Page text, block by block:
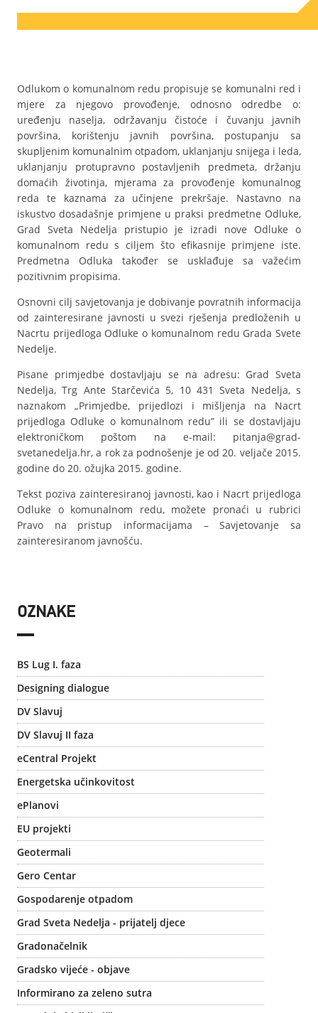
Odlukom o komunalnom redu propisuje se komunalni red i
mjere za njegovo provođenje, odnosno odredbe o:
uređenju naselja, održavanju čistoće i čuvanju javnih
površina, korištenju javnih površina, postupanju sa
skupljenim komunalnim otpadom, uklanjanju snijega i leda,
uklanjanju protupravno postavljenih predmeta, držanju
domaćih životinja, mjerama za provođenje komunalnog
reda te kaznama za učinjene prekršaje. Nastavno na
iskustvo dosadašnje primjene u praksi predmetne Odluke,
Grad Sveta Nedelja pristupio je izradi nove Odluke o
komunalnom redu s ciljem što efikasnije primjene iste.
Predmetna Odluka također se usklađuje sa važećim
pozitivnim propisima.
Osnovni cilj savjetovanja je dobivanje povratnih informacija
od zainteresirane javnosti u svezi rješenja predloženih u
Nacrtu prijedloga Odluke o komunalnom redu Grada Svete
Nedelje.
Pisane primjedbe dostavljaju se na adresu: Grad Sveta
Nedelja, Trg Ante Starčevića 5, 10 431 Sveta Nedelja, s
naznakom „Primjedbe, prijedlozi i mišljenja na Nacrt
prijedloga Odluke o komunalnom redu” ili se dostavljaju
elektroničkom poštom na e-mail: pitanja@grad-
svetanedelja.hr, a rok za podnošenje je od 20. veljače 2015.
godine do 20. ožujka 2015. godine.
Tekst poziva zainteresiranoj javnosti, kao i Nacrt prijedloga
Odluke o komunalnom redu, možete pronaći u rubrici
Pravo na pristup informacijama – Savjetovanje sa
zainteresiranom javnošću.
OZNAKE
BS Lug I. faza
Designing dialogue
DV Slavuj
DV Slavuj II faza
eCentral Projekt
Energetska učinkovitost
ePlanovi
EU projekti
Geotermali
Gero Centar
Gospodarenje otpadom
Grad Sveta Nedelja - prijatelj djece
Gradonačelnik
Gradsko vijeće - objave
Informirano za zeleno sutra